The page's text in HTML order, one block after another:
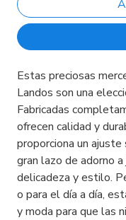
Estas preciosas
Landos son una
Fabricadas
ofrecen calidad y
proporciona un
gran lazo de adorno
delicadeza y estilo.
o para el día a día,
y moda para que las